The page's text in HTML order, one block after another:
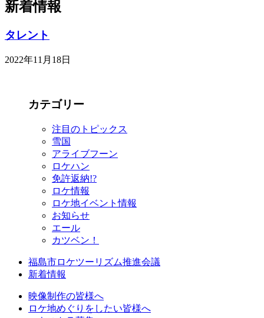
新着情報
タレント
2022年11月18日
カテゴリー
注目のトピックス
雪国
アライブフーン
ロケハン
免許返納!?
ロケ情報
ロケ地イベント情報
お知らせ
エール
カツベン！
福島市ロケツーリズム推進会議
新着情報
映像制作の皆様へ
ロケ地めぐりをしたい皆様へ